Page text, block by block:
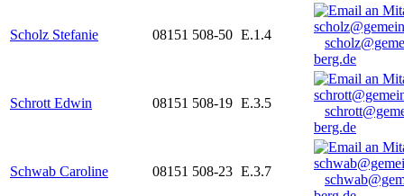
Scholz Stefanie 08151 508-50 E.1.4
berg.de
Schrott Edwin 08151 508-19 E.3.5
berg.de
Schwab Caroline 08151 508-23 E.3.7